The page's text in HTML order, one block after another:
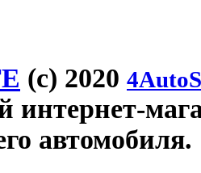
(c) 2020
интернет-
автомобиля.